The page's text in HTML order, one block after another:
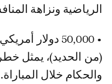
الرياضية ونزاهة
• 50,000
(من الحديد)، يمثل
والحكام خلال المباراة.